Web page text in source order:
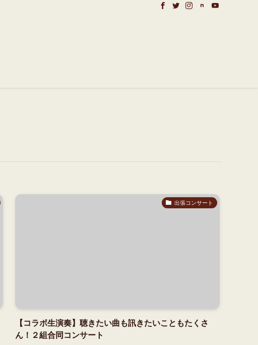
出張コンサート
【コラボ生演奏】聴きたい曲も訊きたいこともたくさ
ん！２組合同コンサート